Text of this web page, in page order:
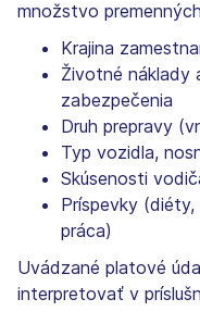
množstvo
Krajina
Životné náklady
zabezpečenia
Druh prepravy
Typ vozidla,
Skúsenosti
Príspevky
práca)
Uvádzané platové
interpretovať v